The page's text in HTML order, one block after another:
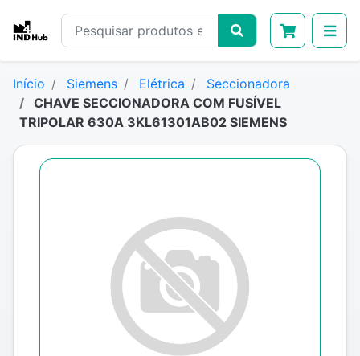
Início Siemens Elétrica
Seccionadora
CHAVE SECCIONADORA COM FUSÍVEL
TRIPOLAR 630A 3KL61301AB02 SIEMENS